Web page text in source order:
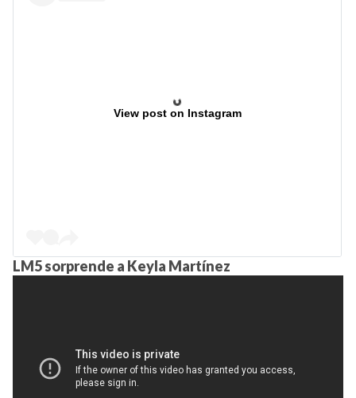
View post on Instagram
LM5 sorprende a Keyla Martínez